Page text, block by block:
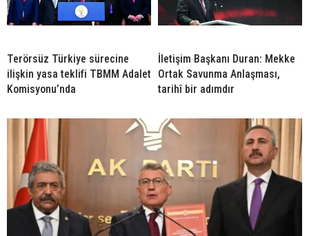
Terörsüz Türkiye sürecine
ilişkin yasa teklifi TBMM Adalet
Komisyonu’nda
İletişim Başkanı Duran: Mekke
Ortak Savunma Anlaşması,
tarihî bir adımdır